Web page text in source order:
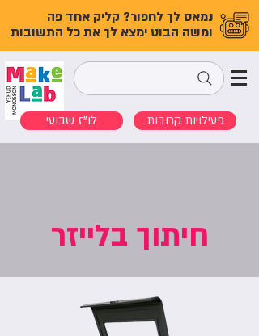
נמאס לך לחפור? קליק אחד פה
ומשה הבוט ימצא לך את כל התשובות
לו"ז שבועי פעילויות קרובות
חיתוך בלייזר